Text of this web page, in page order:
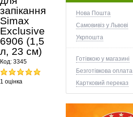
Нова Пошта
Самовивіз у Львові
Укрпошта
Готівкою у магазині
Безготівкова оплата
Картковий переказ
запікання
Simax
Exclusive
6906 (1,5
л, 23 см)
Код: 3345
1 оцінка